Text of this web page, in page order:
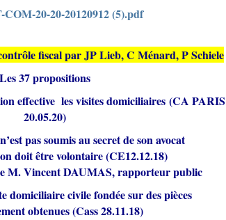
20-20-20120912 (5).pdf
fiscal par JP Lieb, C Ménard, P Schiele
Les 37 propositions
effective les visites domiciliaires (CA PARIS
20.05.20)
pas soumis au secret de son avocat
doit être volontaire (CE12.12.18)
M. Vincent DAUMAS, rapporteur public
domiciliaire civile fondée sur des pièces
obtenues (Cass 28.11.18)